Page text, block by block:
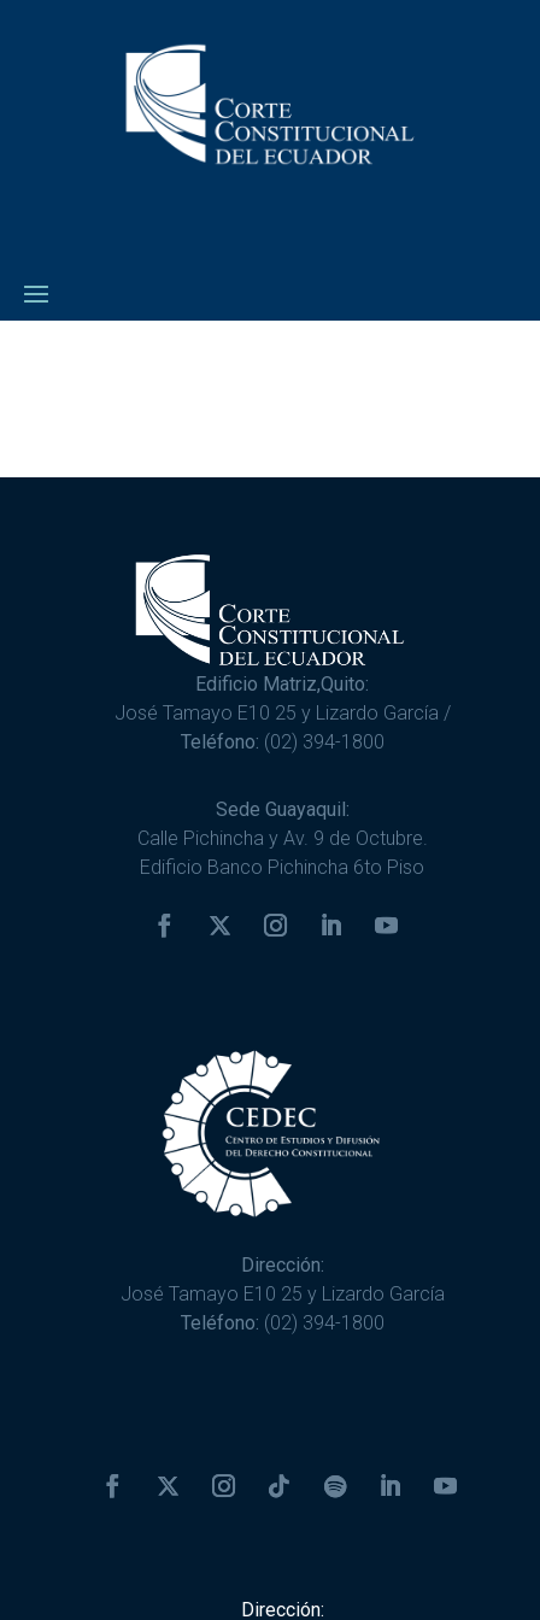
Edificio Matriz,Quito:
José Tamayo E10 25 y Lizardo García /
Teléfono: (02) 394-1800
Sede Guayaquil:
Calle Pichincha y Av. 9 de Octubre.
Edificio Banco Pichincha 6to Piso
Dirección:
José Tamayo E10 25 y Lizardo García
Teléfono: (02) 394-1800
Dirección: